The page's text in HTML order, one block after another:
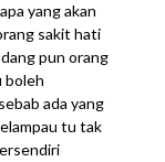
yang akan
sakit hati
pun orang
boleh
ada yang
tu tak